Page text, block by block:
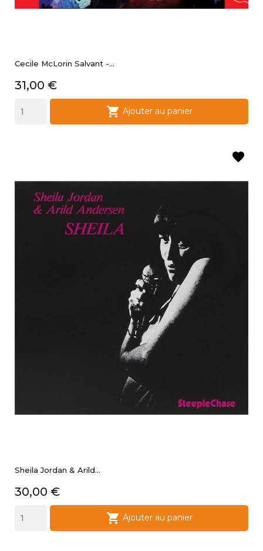
Cecile McLorin Salvant -...
Prix
31,00 €
 Ajouter au panier
Sheila Jordan & Arild...
Prix
30,00 €
 Ajouter au panier
favorite